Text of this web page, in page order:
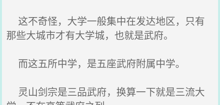
这不奇怪，大学一般集中在发达地区，只有
那些大城市才有大学城，也就是武府。
而这五所中学，是五座武府附属中学。
灵山剑宗是三品武府，换算一下就是三流大